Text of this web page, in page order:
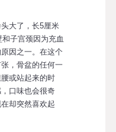
大了，长5厘米
子宫颈因为充血
因之一。在这个
，骨盆的任何一
或站起来的时
口味也会很奇
却突然喜欢起